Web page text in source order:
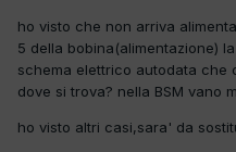
ho visto che non arriva
5 della bobina(alimentazione)
schema elettrico autodata che
dove si trova? nella BSM vano
ho visto altri casi,sara' da